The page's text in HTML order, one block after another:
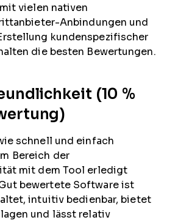
vielen nativen
Anbindungen und
kundenspezifischer
die besten Bewertungen.
(10 %
schnell und einfach
Bereich der
mit dem Tool erledigt
bewertete Software ist
intuitiv bedienbar, bietet
und lässt relativ